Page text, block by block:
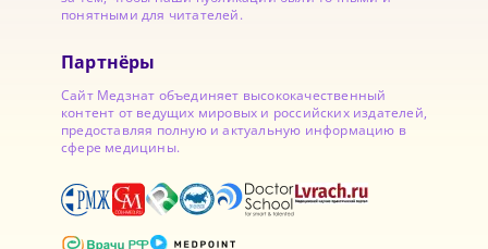
понятными для читателей.
Партнёры
Сайт Медзнат объединяет высококачественный
контент от ведущих мировых и российских издателей,
предоставляя полную и актуальную информацию в
сфере медицины.